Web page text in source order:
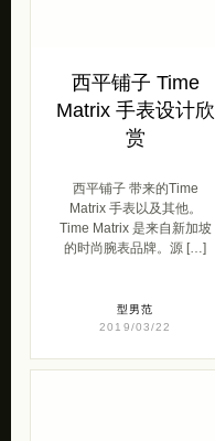
西平铺子 Time
Matrix 手表设计欣
赏
西平铺子 带来的Time
Matrix 手表以及其他。
Time Matrix 是来自新加坡
的时尚腕表品牌。源 […]
型男范
2019/03/22